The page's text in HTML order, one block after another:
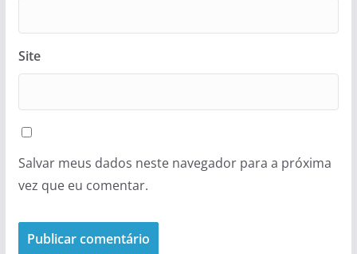
Site
Salvar meus dados neste navegador para a próxima
vez que eu comentar.